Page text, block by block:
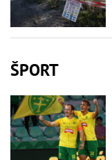
ŠPORT